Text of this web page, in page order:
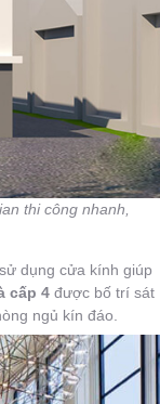
thi công nhanh,
dụng cửa kính giúp
cấp 4 được bố trí sát
ngủ kín đáo.